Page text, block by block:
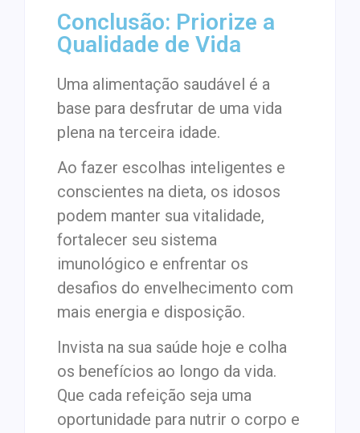
Conclusão: Priorize a
Qualidade de Vida
Uma alimentação saudável é a
base para desfrutar de uma vida
plena na terceira idade.
Ao fazer escolhas inteligentes e
conscientes na dieta, os idosos
podem manter sua vitalidade,
fortalecer seu sistema
imunológico e enfrentar os
desafios do envelhecimento com
mais energia e disposição.
Invista na sua saúde hoje e colha
os benefícios ao longo da vida.
Que cada refeição seja uma
oportunidade para nutrir o corpo e